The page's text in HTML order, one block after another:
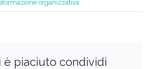
organizzativa
è piaciuto condividi